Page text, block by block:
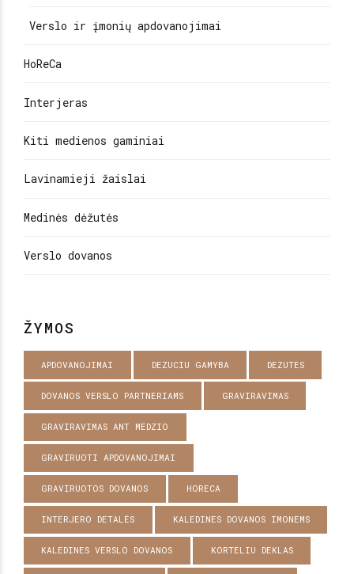
Verslo ir įmonių apdovanojimai
HoReCa
Interjeras
Kiti medienos gaminiai
Lavinamieji žaislai
Medinės dėžutės
Verslo dovanos
ŽYMOS
APDOVANOJIMAI DEZUCIU GAMYBA DEZUTES
DOVANOS VERSLO PARTNERIAMS GRAVIRAVIMAS
GRAVIRAVIMAS ANT MEDZIO
GRAVIRUOTI APDOVANOJIMAI
GRAVIRUOTOS DOVANOS HORECA
INTERJERO DETALĖS KALEDINES DOVANOS IMONEMS
KALEDINES VERSLO DOVANOS KORTELIU DEKLAS